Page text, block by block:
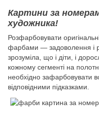
Картини за
художника!
Розфарбовувати
фарбами — задоволення і
зрозуміла, що і діти, і
кожному сегменті на
необхідно зафарбовувати
відповідними підказками.